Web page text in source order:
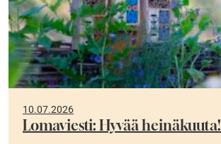
10.07.2026
Lomaviesti: Hyvää heinäkuuta!